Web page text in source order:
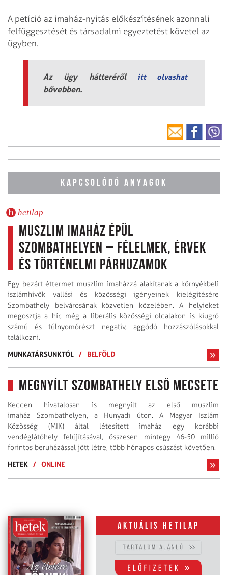
A petíció az imaház-nyitás előkészítésének azonnali
felfüggesztését és társadalmi egyeztetést követel az
ügyben.
Az ügy hátteréről itt olvashat
bővebben.
KAPCSOLÓDÓ ANYAGOK
hetilap
Muszlim imaház épül
Szombathelyen – félelmek, érvek
és történelmi párhuzamok
Egy bezárt éttermet muszlim imaházzá alakítanak a környékbeli
iszlámhívők vallási és közösségi igényeinek kielégítésére
Szombathely belvárosának közvetlen közelében. A helyieket
megosztja a hír, még a liberális közösségi oldalakon is kiugró
számú és túlnyomórészt negatív, aggódó hozzászólásokkal
találkozni.
MUNKATÁRSUNKTÓL / BELFÖLD
Megnyílt Szombathely első mecsete
Kedden hivatalosan is megnyílt az első muszlim
imaház Szombathelyen, a Hunyadi úton. A Magyar Iszlám
Közösség (MIK) által létesített imaház egy korábbi
vendéglátóhely felújításával, összesen mintegy 46-50 millió
forintos beruházással jött létre, több hónapos csúszást követően.
HETEK
/ ONLINE
Aktuális hetilap